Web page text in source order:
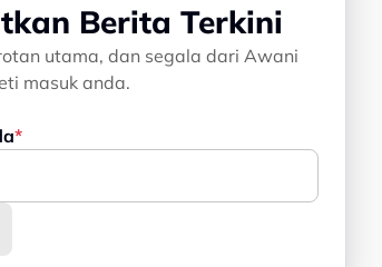
Berita Terkini
utama, dan segala dari Awani
masuk anda.